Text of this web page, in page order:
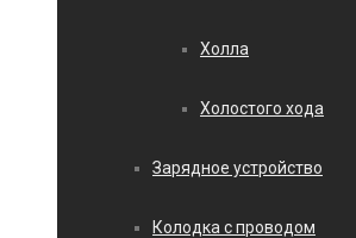
Холла
Холостого хода
Зарядное устройство
Колодка с проводом